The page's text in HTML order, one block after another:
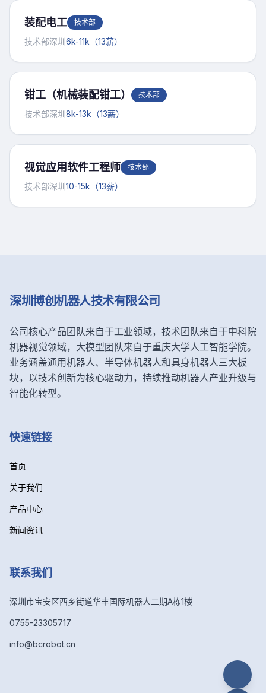
装配电工 技术部
技术部深圳6k-11k（13薪）
钳工（机械装配钳工） 技术部
技术部深圳8k-13k（13薪）
视觉应用软件工程师 技术部
技术部深圳10-15k（13薪）
深圳博创机器人技术有限公司
公司核心产品团队来自于工业领域，技术团队来自于中科院
机器视觉领域，大模型团队来自于重庆大学人工智能学院。
业务涵盖通用机器人、半导体机器人和具身机器人三大板
块，以技术创新为核心驱动力，持续推动机器人产业升级与
智能化转型。
快速链接
首页
关于我们
产品中心
新闻资讯
联系我们
深圳市宝安区西乡街道华丰国际机器人二期A栋1楼
0755-23305717
info@bcrobot.cn